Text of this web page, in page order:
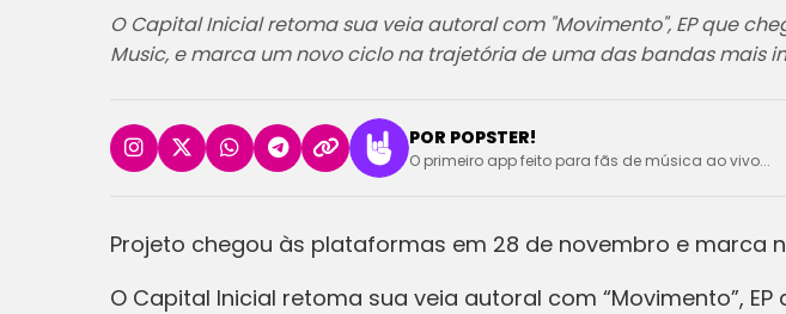
O Capital Inicial retoma sua veia autoral com "Movimento", EP que
Music, e marca um novo ciclo na trajetória de uma das bandas mais
POR POPSTER!
O primeiro app feito para fãs de música ao vivo...
Projeto chegou às plataformas em 28 de novembro e
O Capital Inicial retoma sua veia autoral com “Movimento”,